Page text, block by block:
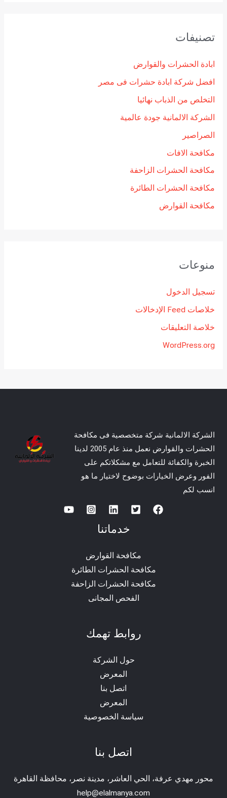
تصنيفات
ابادة الحشرات والقوارض
افضل شركة ابادة حشرات فى مصر
التخلص من الذباب نهائيا
الشركة الالمانية جودة عالمية
الصراصير
مكافحة الافات
مكافحة الحشرات الزاحفة
مكافحة الحشرات الطائرة
مكافحة القوارض
منوعات
تسجيل الدخول
خلاصات Feed الإدخالات
خلاصة التعليقات
WordPress.org
الشركة الالمانية شركة متخصصية فى مكافحة
الحشرات والقوارض نعمل منذ عام 2005 لدينا
الخبرة والكفائة للتعامل مع مشكلاتكم على
الفور وعرض الخيارات بوضوح لاختيار ما هو
انسب لكم
خدماتنا
مكافحة القوارض
مكافحة الحشرات الطائرة
مكافحة الحشرات الزاحفة
الفحص المجانى
روابط تهمك
حول الشركة
المعرض
اتصل بنا
المعرض
سياسة الخصوصية
اتصل بنا
محور مهدي عرفة، الحي العاشر، مدينة نصر، محافظة القاهرة‬
help@elalmanya.com